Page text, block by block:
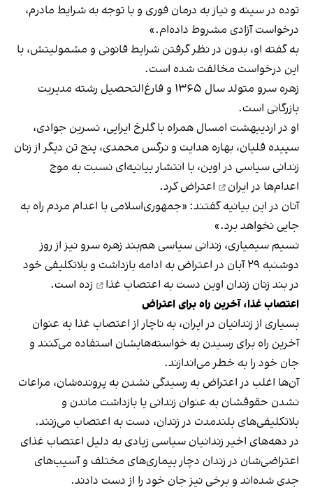
توده در سینه و نیاز به درمان فوری و با توجه به شرایط مادرم،
درخواست آزادی مشروط داده‌ام.»
به گفته او، بدون در نظر گرفتن شرایط قانونی و مشمولیتش، با
این درخواست مخالفت شده است.
زهره سرو متولد سال ۱۳۶۵ و فارغ‌التحصیل رشته مدیریت
بازرگانی است.
او در اردیبهشت امسال همراه با گلرخ ایرایی، نسرین جوادی،
سپیده قلیان، بهاره هدایت و نرگس محمدی، پنج تن دیگر از زنان
زندانی سیاسی در اوین، با انتشار بیانیه‌ای نسبت به موج
اعدام‌ها در ایران
اعتراض کرد.
آنان در این بیانیه گفتند: «جمهوری‌اسلامی با اعدام مردم راه به
جایی نخواهد برد.»
نسیم سیمیاری، زندانی سیاسی هم‌بند زهره سرو نیز از روز
دوشنبه ۲۹ آبان در اعتراض به ادامه بازداشت و بلاتکلیفی خود
در بند زنان زندان اوین دست به اعتصاب غذا
زده است.
اعتصاب غذا، آخرین راه برای اعتراض
بسیاری از زندانیان در ایران، به ناچار از اعتصاب غذا به‌ عنوان
آخرین راه برای رسیدن به خواسته‌هایشان استفاده می‌کنند و
جان خود را به خطر می‌اندازند.
آن‌ها اغلب در اعتراض به رسیدگی نشدن به پرونده‌شان، مراعات
نشدن حقوقشان به عنوان زندانی یا بازداشت ماندن و
بلاتکلیفی‌های بلندمدت در زندان، دست به اعتصاب می‌زنند.
در دهه‌های اخیر زندانیان سیاسی زیادی به دلیل اعتصاب غذای
اعتراضی‌شان در زندان دچار بیماری‌های مختلف و آسیب‌های
جدی شده‌اند و برخی نیز جان خود را از دست دادند.